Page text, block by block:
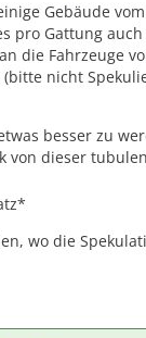
Gebäude
pro Gattung
die Fahrzeuge
nicht
besser zu
von dieser
wo die